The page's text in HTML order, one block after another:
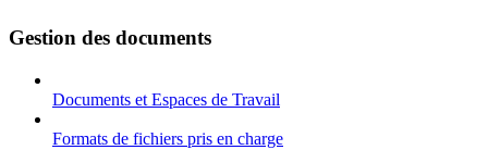
Gestion des documents
Documents et Espaces de Travail
Formats de fichiers pris en charge